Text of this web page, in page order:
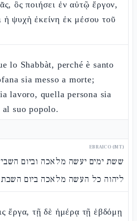
ὃς ποιήσει ἐν αὐτῷ ἔργον,
ἡ ψυχὴ ἐκείνη ἐκ μέσου τοῦ
lo Shabbàt, perché è santo
sia messo a morte;
lavoro, quella persona sia
suo popolo.
EBRAICO (MT)
ששת ימים יעשה מלאכה וביום
ליהוה כל העשה מלאכה ביום השבת
ἔργα, τῇ δὲ ἡμέρᾳ τῇ ἑβδόμῃ